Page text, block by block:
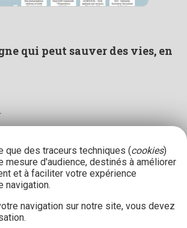
qui peut sauver des vies, en
que des traceurs techniques (cookies)
mesure d'audience, destinés à améliorer
et à faciliter votre expérience
navigation.
navigation sur notre site, vous devez